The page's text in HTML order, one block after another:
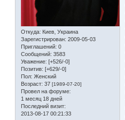
Откуда: Киев, Украина
Зарегистрирован: 2009-05-03
Приглашений: 0
Сообщений: 3583
Уважение: [+526/-0]
Позитив: [+629/-0]
Пол: Женский
Возраст: 37 [1989-07-20]
Провел на форуме:
1 месяц 18 дней
Последний визит:
2013-08-17 00:21:33